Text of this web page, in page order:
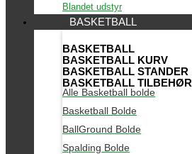
Blandet udstyr
BASKETBALL
BASKETBALL
BASKETBALL KURV
BASKETBALL STANDER
BASKETBALL TILBEHØR
Alle Basketball bolde
Basketball Bolde
BallGround Bolde
Spalding Bolde